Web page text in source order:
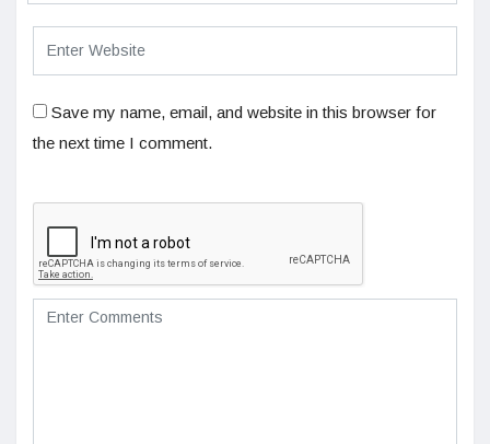
Save my name, email, and website in this browser for
the next time I comment.